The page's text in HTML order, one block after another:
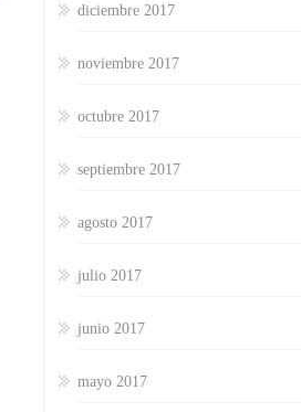
diciembre 2017
noviembre 2017
octubre 2017
septiembre 2017
agosto 2017
julio 2017
junio 2017
mayo 2017